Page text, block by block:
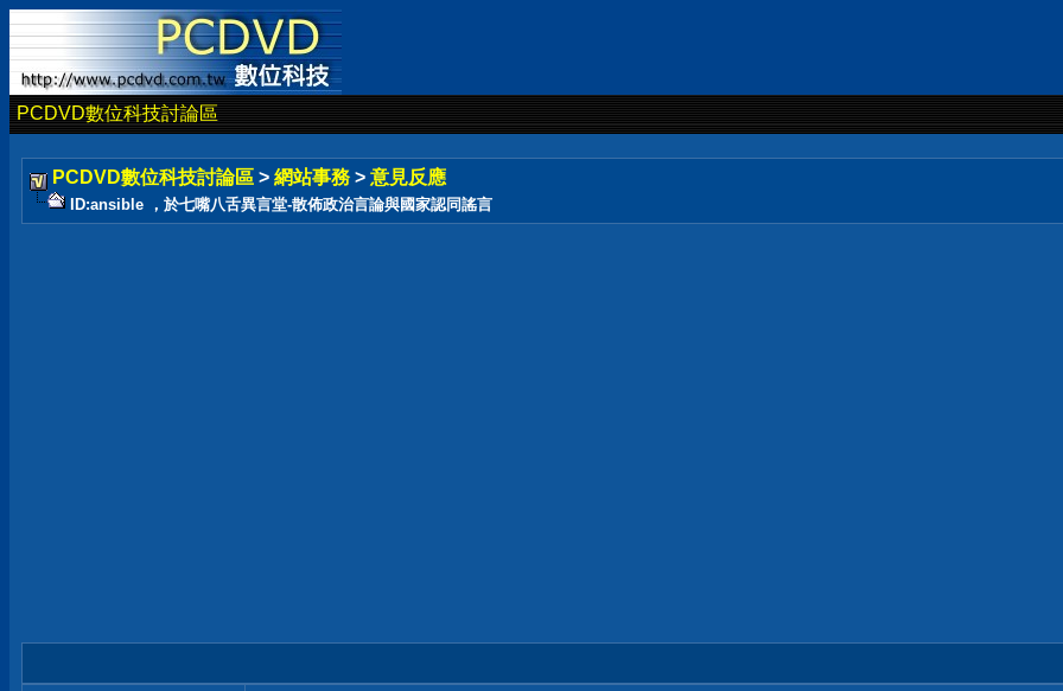
PCDVD數位科技討論區
PCDVD數位科技討論區 > 網站事務 > 意見反應
ID:ansible ，於七嘴八舌異言堂-散佈政治言論與國家認同謠言